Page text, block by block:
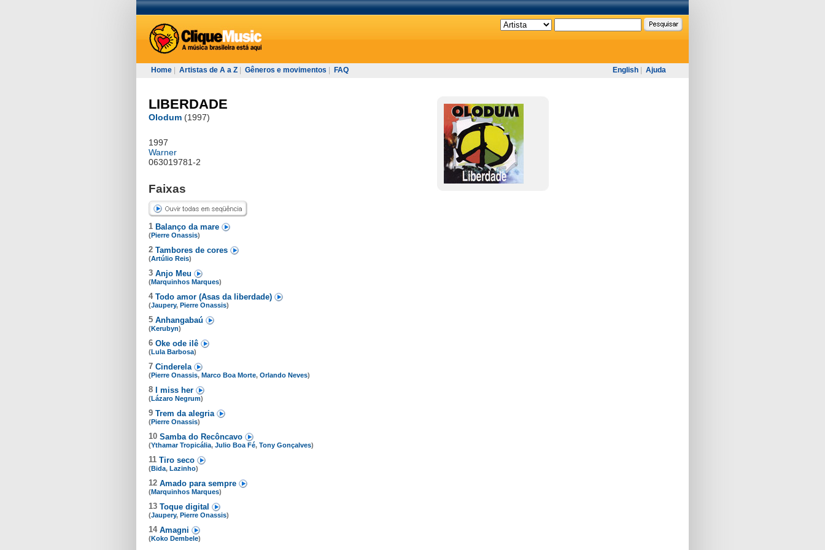
Home Artistas de A a Z Gêneros e movimentos FAQ English Ajuda
LIBERDADE
Olodum (1997)
1997
Warner
063019781-2
Faixas
1 Balanço da mare
(Pierre Onassis)
2 Tambores de cores
(Artúlio Reis)
3 Anjo Meu
(Marquinhos Marques)
4 Todo amor (Asas da liberdade)
(Jaupery, Pierre Onassis)
5 Anhangabaú
(Kerubyn)
6 Oke ode ilê
(Lula Barbosa)
7 Cinderela
(Pierre Onassis, Marco Boa Morte, Orlando Neves)
8 I miss her
(Lázaro Negrum)
9 Trem da alegria
(Pierre Onassis)
10 Samba do Recôncavo
(Ythamar Tropicália, Julio Boa Fé, Tony Gonçalves)
11 Tiro seco
(Bida, Lazinho)
12 Amado para sempre
(Marquinhos Marques)
13 Toque digital
(Jaupery, Pierre Onassis)
14 Amagni
(Koko Dembele)